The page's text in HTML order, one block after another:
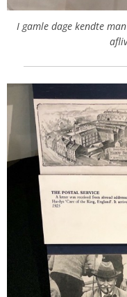
I gamle dage kendte